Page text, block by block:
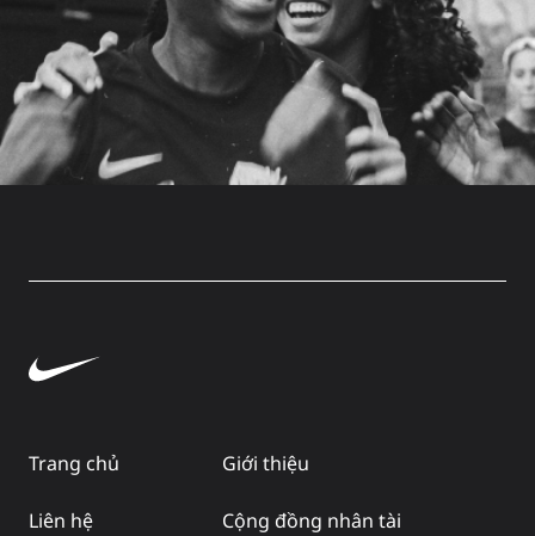
Trang chủ Giới thiệu
Liên hệ Cộng đồng nhân tài